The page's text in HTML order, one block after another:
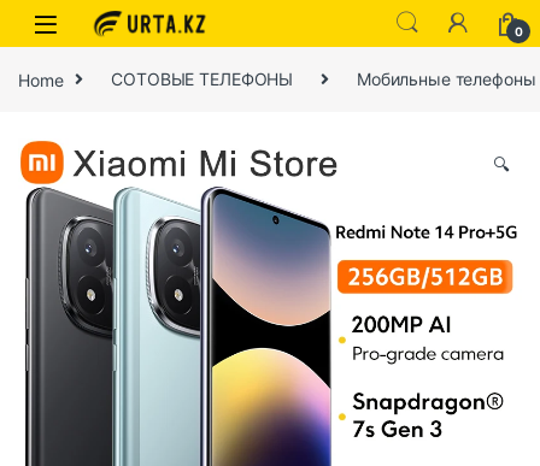
0
Home СОТОВЫЕ ТЕЛЕФОНЫ Мобильные телефоны
🔍